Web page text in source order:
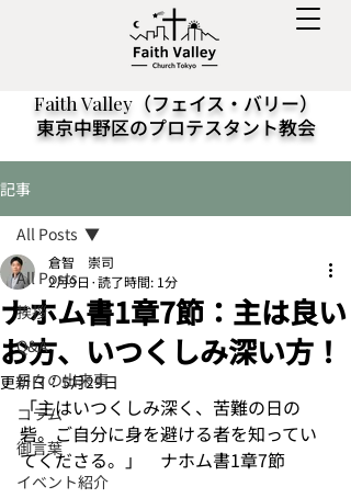
Faith Valley（フェイス・バリー）
東京中野区のプロテスタント教会
記事
All Posts
挨拶
Q&A
日々の出来事
コラム
御言葉
イベント紹介
All Posts
ナホム書1章7節：主は良い
お方、いつくしみ深い方！
倉智 崇司
2月9日 読了時間: 1分
更新日：5月29日
「主はいつくしみ深く、苦難の日の
砦。ご自分に身を避ける者を知ってい
てくださる。」　ナホム書1章7節